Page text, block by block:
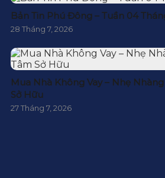
Bản Tin Phú Đông – Tuần 04
28 Tháng 7, 2026
Mua Nhà Không Vay – Nhẹ
Sở Hữu
27 Tháng 7, 2026